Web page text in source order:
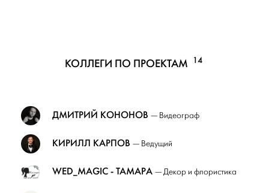
КОЛЛЕГИ ПО ПРОЕКТАМ 14
ДМИТРИЙ КОНОНОВ — Видеограф
КИРИЛЛ КАРПОВ — Ведущий
WED_MAGIC - ТАМАРА — Декор и флористика